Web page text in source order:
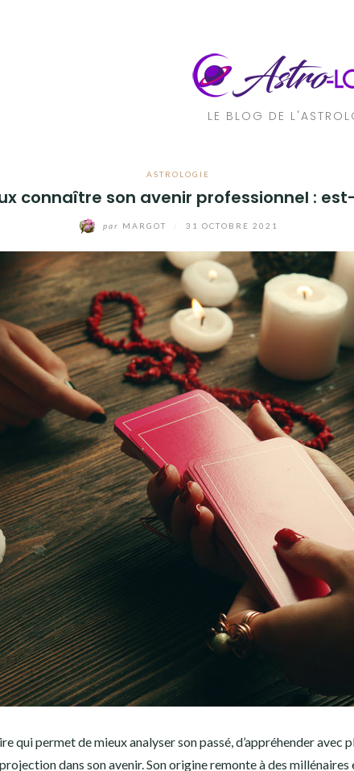
LE BLOG DE
ASTROLOGIE
connaître son avenir professionnel :
par MARGOT 31 OCTOBRE 2021
qui permet de mieux analyser son passé, d’appréhender avec
dans son avenir. Son origine remonte à des millénaires